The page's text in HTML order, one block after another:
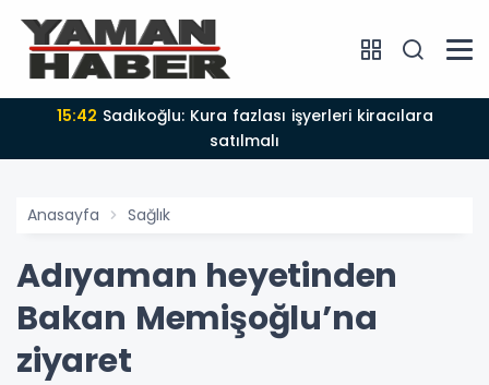
15:42
satılmalı
Anasayfa Sağlık
Adıyaman heyetinden
Bakan Memişoğlu’na
ziyaret